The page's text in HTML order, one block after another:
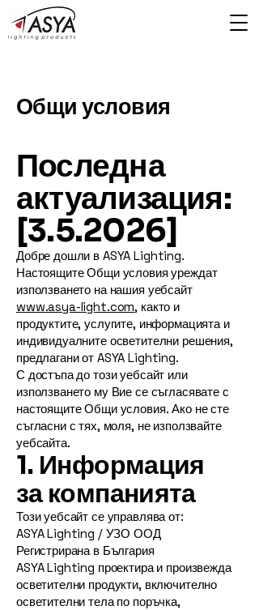
Общи условия
Последна
актуализация:
[3.5.2026]
Добре дошли в ASYA Lighting.
Настоящите Общи условия уреждат
използването на нашия уебсайт
www.asya-light.com, както и
продуктите, услугите, информацията и
индивидуалните осветителни решения,
предлагани от ASYA Lighting.
С достъпа до този уебсайт или
използването му Вие се съгласявате с
настоящите Общи условия. Ако не сте
съгласни с тях, моля, не използвайте
уебсайта.
1. Информация
за компанията
Този уебсайт се управлява от:
ASYA Lighting / УЗО ООД
Регистрирана в България
ASYA Lighting проектира и произвежда
осветителни продукти, включително
осветителни тела по поръчка,